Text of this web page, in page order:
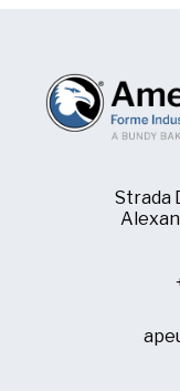
Strada